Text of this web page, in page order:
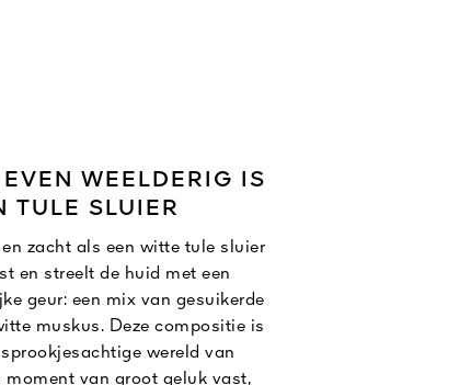
WEELDERIG IS
TULE SLUIER
zacht als een witte tule sluier
en streelt de huid met een
geur: een mix van gesuikerde
muskus. Deze compositie is
wereld van
moment van groot geluk vast,